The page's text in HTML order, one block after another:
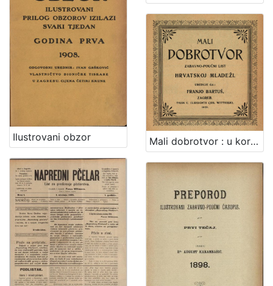
Ilustrovani obzor Mali dobrotvor : u korist zagrebačkoga društva "Dobrotvor", koje odijeva i obuva ubogu mladež zagrebačkih pučkih škola bez razlike vjere i zavičajnosti / urednik Franjo Bartuš